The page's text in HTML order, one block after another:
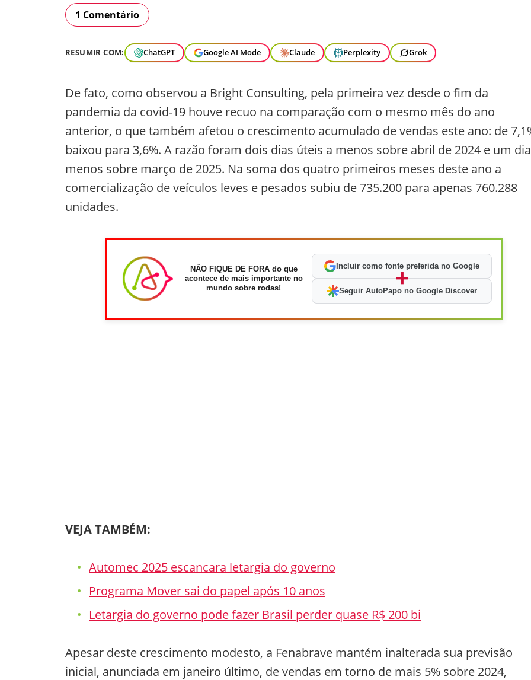
1 Comentário
RESUMIR COM: ChatGPT Google AI Mode Claude Perplexity Grok
De fato, como observou a Bright Consulting, pela primeira vez desde o fim da
pandemia da covid-19 houve recuo na comparação com o mesmo mês do ano
anterior, o que também afetou o crescimento acumulado de vendas este ano: de
baixou para 3,6%. A razão foram dois dias úteis a menos sobre abril de 2024 e um
menos sobre março de 2025. Na soma dos quatro primeiros meses deste ano a
comercialização de veículos leves e pesados subiu de 735.200 para apenas 760.288
unidades.
NÃO FIQUE DE FORA do que
acontece de mais importante no
mundo sobre rodas!
Incluir como fonte preferida no Google
+
Seguir AutoPapo no Google Discover
VEJA TAMBÉM:
Automec 2025 escancara letargia do governo
Programa Mover sai do papel após 10 anos
Letargia do governo pode fazer Brasil perder quase R$ 200 bi
Apesar deste crescimento modesto, a Fenabrave mantém inalterada sua previsão
inicial, anunciada em janeiro último, de vendas em torno de mais 5% sobre 2024,